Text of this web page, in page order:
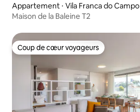
Appartement ⋅ Vila Franca do Campo
Maison de la Baleine T2
Coup de cœur voyageurs
Coup de cœur voyageurs